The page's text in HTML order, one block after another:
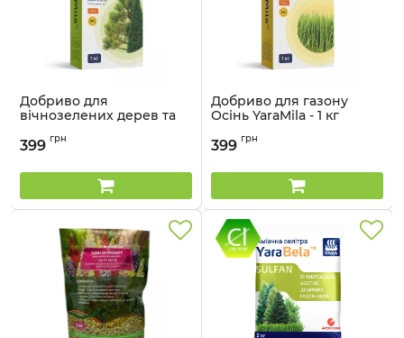
Добриво для
вічнозелених дерев та
Артикул:
399 грн
Добриво для газону
Осінь YaraMila - 1 кг
399 грн